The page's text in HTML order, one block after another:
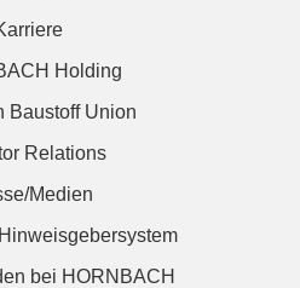
Holding
Baustoff Union
Relations
Medien
bei HORNBACH